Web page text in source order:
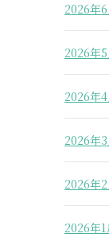
2026年6
2026年5
2026年4
2026年3
2026年2
2026年1